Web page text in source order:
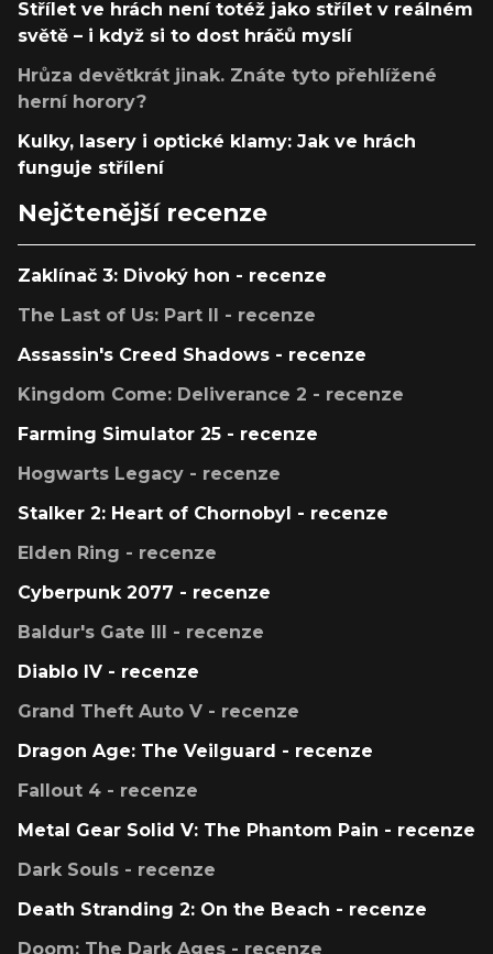
Střílet ve hrách není totéž jako střílet v reálném
světě – i když si to dost hráčů myslí
Hrůza devětkrát jinak. Znáte tyto přehlížené
herní horory?
Kulky, lasery i optické klamy: Jak ve hrách
funguje střílení
Nejčtenější recenze
Zaklínač 3: Divoký hon - recenze
The Last of Us: Part II - recenze
Assassin's Creed Shadows - recenze
Kingdom Come: Deliverance 2 - recenze
Farming Simulator 25 - recenze
Hogwarts Legacy - recenze
Stalker 2: Heart of Chornobyl - recenze
Elden Ring - recenze
Cyberpunk 2077 - recenze
Baldur's Gate III - recenze
Diablo IV - recenze
Grand Theft Auto V - recenze
Dragon Age: The Veilguard - recenze
Fallout 4 - recenze
Metal Gear Solid V: The Phantom Pain - recenze
Dark Souls - recenze
Death Stranding 2: On the Beach - recenze
Doom: The Dark Ages - recenze